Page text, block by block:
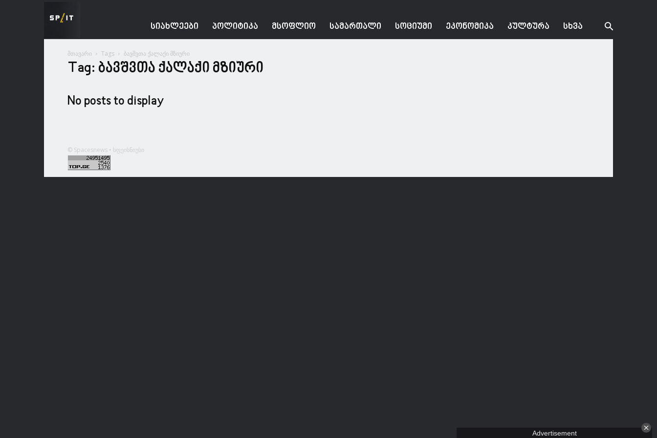
ᲡᲘᲐᲮᲚᲔᲔᲑᲘ ᲞᲝᲚᲘᲢᲘᲙᲐ ᲛᲡᲝᲤᲚᲘᲝ ᲡᲐᲛᲐᲠᲗᲐᲚᲘ ᲡᲝᲪᲘᲣᲛᲘ ᲔᲙᲝᲜᲝᲛᲘᲙᲐ ᲙᲣᲚᲢᲣᲠᲐ ᲡᲮᲕᲐ
მთავარი Tags ბავშვთა ქალაქი მზიური
Tag: ბავშვთა ქალაქი მზიური
No posts to display
© Spacesnews • სფეისნიუსი